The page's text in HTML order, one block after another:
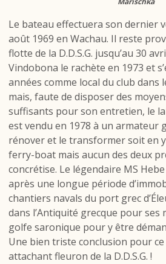
Le bateau effectuera son dernier
août 1969 en Wachau. Il reste
flotte de la D.D.S.G. jusqu’au 30
Vindobona le rachète en 1973 et
années comme local du club dans
mais, faute de disposer des
suffisants pour son entretien, le
est vendu en 1978 à un armateur
rénover et le transformer soit en
ferry-boat mais aucun des deux
concrétise. Le légendaire MS
après une longue période
chantiers navals du port grec
dans l’Antiquité grecque pour ses
golfe saronique pour y être
Une bien triste conclusion pour
attachant fleuron de la D.D.S.G. !